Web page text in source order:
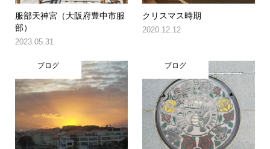
服部天神宮（大阪府豊中市服
部）
2023.05.31
クリスマス時期
2020.12.12
ブログ ブログ